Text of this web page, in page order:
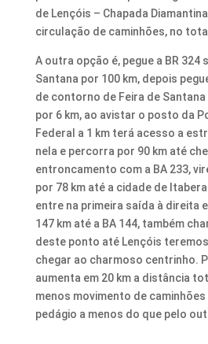
de Lençóis – Chapada
circulação de caminhões, no
A outra opção é, pegue a BR 324
Santana por 100 km, depois
de contorno de Feira de Santana
por 6 km, ao avistar o posto da
Federal a 1 km terá acesso a
nela e percorra por 90 km até
entroncamento com a BA 233,
por 78 km até a cidade de
entre na primeira saída à direita
147 km até a BA 144, também
deste ponto até Lençóis teremos
chegar ao charmoso centrinho.
aumenta em 20 km a distância
menos movimento de caminhões
pedágio a menos do que pelo